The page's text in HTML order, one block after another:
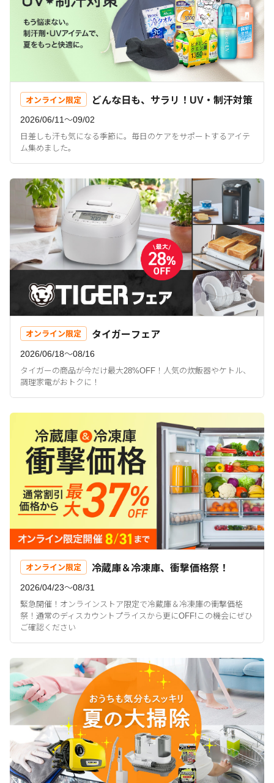
オンライン限定 どんな日も、サラリ！UV・制汗対策
2026/06/11〜09/02
日差しも汗も気になる季節に。毎日のケアをサポートするアイテ
ム集めました。
オンライン限定 タイガーフェア
2026/06/18〜08/16
タイガーの商品が今だけ最大28%OFF！人気の炊飯器やケトル、
調理家電がおトクに！
オンライン限定 冷蔵庫＆冷凍庫、衝撃価格祭！
2026/04/23〜08/31
緊急開催！オンラインストア限定で冷蔵庫＆冷凍庫の衝撃価格
祭！通常のディスカウントプライスから更にOFF!この機会にぜひ
ご確認ください